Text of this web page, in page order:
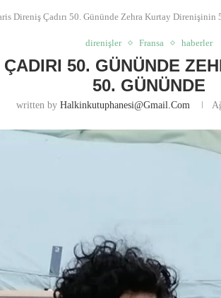
Direniş Çadırı 50. Gününde Zehra Kurtay Direnişinin
direnişler Fransa haberler
50. GÜNÜNDE
50. GÜNÜNDE
written by Halkinkutuphanesi@gmail.com